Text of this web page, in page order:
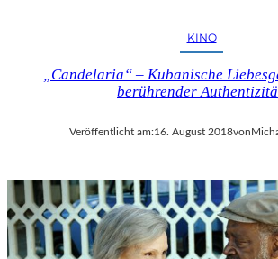
KINO
„Candelaria“ – Kubanische
berührender
Veröffentlicht am:16. August 2018von